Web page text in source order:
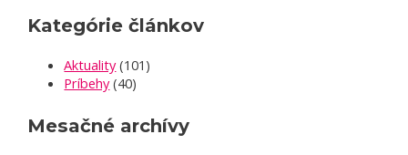
Kategórie článkov
Aktuality(101)
Príbehy(40)
Mesačné archívy